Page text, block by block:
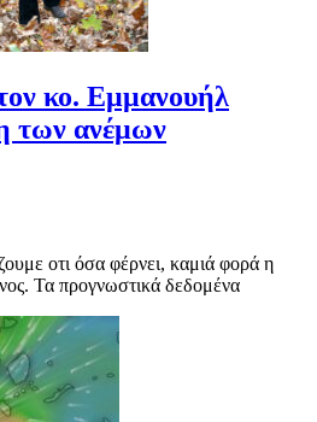
κο. Εμμανουήλ
των ανέμων
οτι όσα φέρνει, καμιά φορά η
Τα προγνωστικά δεδομένα